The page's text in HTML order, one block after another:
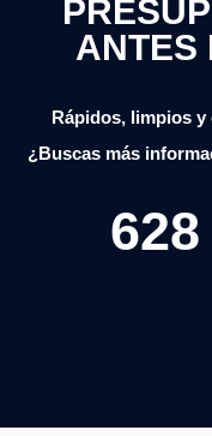
ANTES
Rápidos, limpios y
¿Buscas más